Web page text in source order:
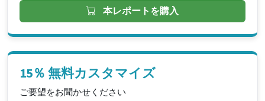
本レポートを購入
15％ 無料カスタマイズ
ご要望をお聞かせください